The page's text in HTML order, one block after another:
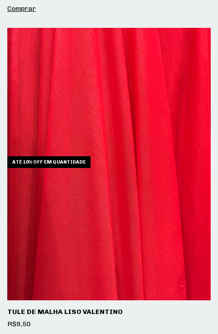
ATÉ 10% OFF EM QUANTIDADE
TULE DE MALHA LISO VALENTINO
R$9,50